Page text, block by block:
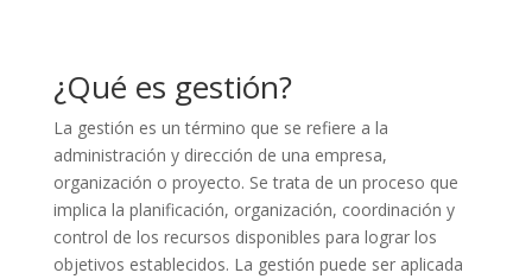
¿Qué es gestión?
La gestión es un término que se refiere a la
administración y dirección de una empresa,
organización o proyecto. Se trata de un proceso que
implica la planificación, organización, coordinación y
control de los recursos disponibles para lograr los
objetivos establecidos. La gestión puede ser aplicada